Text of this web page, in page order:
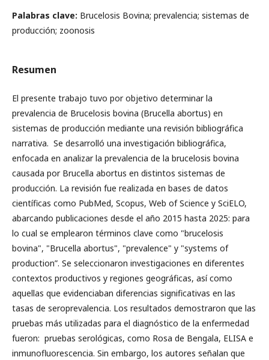
Palabras clave: Brucelosis Bovina; prevalencia; sistemas de
producción; zoonosis
Resumen
El presente trabajo tuvo por objetivo determinar la
prevalencia de Brucelosis bovina (Brucella abortus) en
sistemas de producción mediante una revisión bibliográfica
narrativa. Se desarrolló una investigación bibliográfica,
enfocada en analizar la prevalencia de la brucelosis bovina
causada por Brucella abortus en distintos sistemas de
producción. La revisión fue realizada en bases de datos
científicas como PubMed, Scopus, Web of Science y SciELO,
abarcando publicaciones desde el año 2015 hasta 2025: para
lo cual se emplearon términos clave como "brucelosis
bovina", "Brucella abortus", "prevalence" y "systems of
production”. Se seleccionaron investigaciones en diferentes
contextos productivos y regiones geográficas, así como
aquellas que evidenciaban diferencias significativas en las
tasas de seroprevalencia. Los resultados demostraron que las
pruebas más utilizadas para el diagnóstico de la enfermedad
fueron: pruebas serológicas, como Rosa de Bengala, ELISA e
inmunofluorescencia. Sin embargo, los autores señalan que